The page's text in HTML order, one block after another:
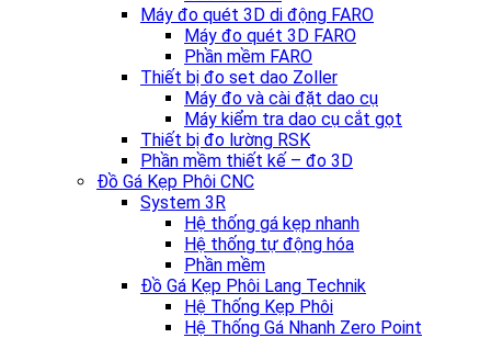
Máy đo quét 3D di động FARO
Máy đo quét 3D FARO
Phần mềm FARO
Thiết bị đo set dao Zoller
Máy đo và cài đặt dao cụ
Máy kiểm tra dao cụ cắt gọt
Thiết bị đo lường RSK
Phần mềm thiết kế – đo 3D
Đồ Gá Kẹp Phôi CNC
System 3R
Hệ thống gá kẹp nhanh
Hệ thống tự động hóa
Phần mềm
Đồ Gá Kẹp Phôi Lang Technik
Hệ Thống Kẹp Phôi
Hệ Thống Gá Nhanh Zero Point